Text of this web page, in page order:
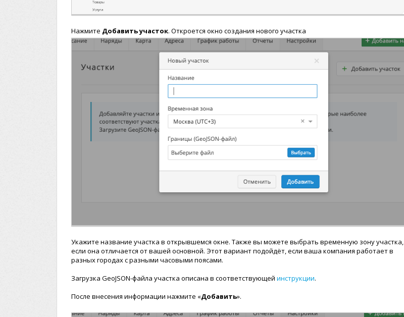
Нажмите Добавить участок. Откроется окно создания нового участка
Укажите название участка в открывшемся окне. Также вы можете выбрать временную зону участка,
если она отличается от вашей основной. Этот вариант подойдёт, если ваша компания работает в
разных городах с разными часовыми поясами.
Загрузка GeoJSON-файла участка описана в соответствующей инструкции.
После внесения информации нажмите «Добавить».